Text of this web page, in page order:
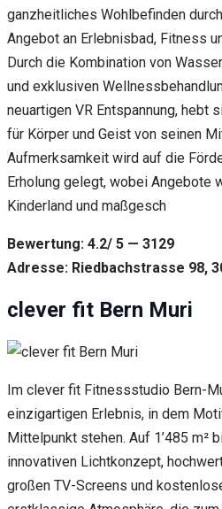
ganzheitliches Wohlbefinden
Angebot an Erlebnisbad, Fitness
Durch die Kombination von
und exklusiven
neuartigen VR Entspannung, hebt
für Körper und Geist von seinen
Aufmerksamkeit wird auf die
Erholung gelegt, wobei Angebote
Kinderland und maßgesch
Bewertung: 4.2/ 5 — 3129
Adresse: Riedbachstrasse 98,
clever fit Bern Muri
Im clever fit Fitnessstudio Bern-
einzigartigen Erlebnis, in dem
Mittelpunkt stehen. Auf 1’485 m²
innovativen Lichtkonzept,
großen TV-Screens und